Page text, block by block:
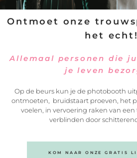
Delen
Ontmoet onze
het echt!
Allemaal personen die
je leven
Op de beurs kun je de photobooth
ontmoeten, bruidstaart proeven, het
voelen, in vervoering raken van
verblinden door
KOM NAAR ONZE GRATIS